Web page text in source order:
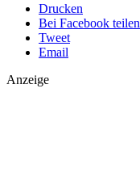
Drucken
Bei Facebook teilen
Tweet
Email
Anzeige